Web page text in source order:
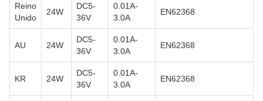
Reino
Unido
24W
DC5-
36V
0.01A-
3.0A
EN62368
AU 24W
DC5-
36V
0.01A-
3.0A
EN62368
KR 24W
DC5-
36V
0.01A-
3.0A
EN62368